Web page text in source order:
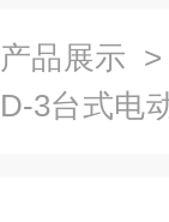
产品展示
3台式电